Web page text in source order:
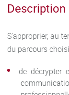
Description
S’approprier, au
du parcours
de décrypter